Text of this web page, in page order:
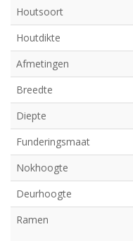
Houtsoort
Houtdikte
Afmetingen
Breedte
Diepte
Funderingsmaat
Nokhoogte
Deurhoogte
Ramen